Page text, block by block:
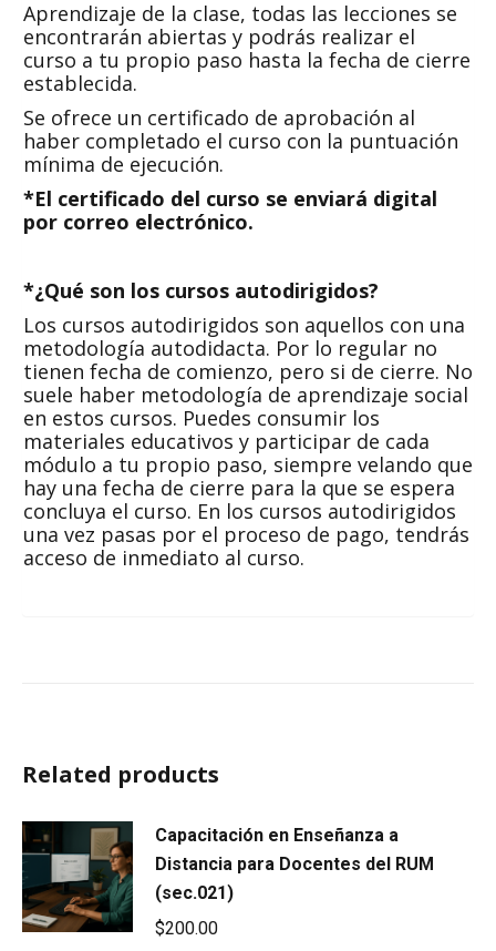
Aprendizaje de la clase, todas las lecciones se
encontrarán abiertas y podrás realizar el
curso a tu propio paso hasta la fecha de cierre
establecida.
Se ofrece un certificado de aprobación al
haber completado el curso con la puntuación
mínima de ejecución.
*El certificado del curso se enviará digital
por correo electrónico.
*¿Qué son los cursos autodirigidos?
Los cursos autodirigidos son aquellos con una
metodología autodidacta. Por lo regular no
tienen fecha de comienzo, pero si de cierre. No
suele haber metodología de aprendizaje social
en estos cursos. Puedes consumir los
materiales educativos y participar de cada
módulo a tu propio paso, siempre velando que
hay una fecha de cierre para la que se espera
concluya el curso. En los cursos autodirigidos
una vez pasas por el proceso de pago, tendrás
acceso de inmediato al curso.
Related products
Capacitación en Enseñanza a
Distancia para Docentes del RUM
(sec.021)
$200.00